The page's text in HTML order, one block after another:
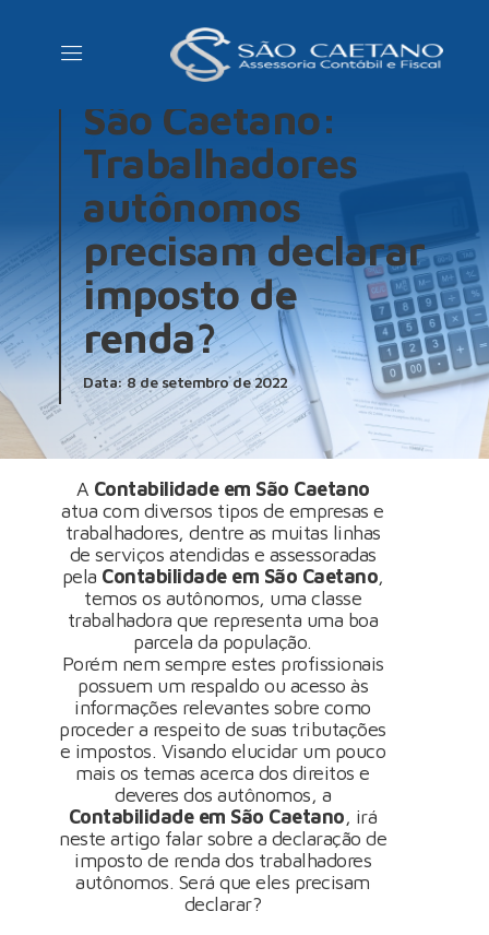
Contabilidade em
São Caetano:
Trabalhadores
autônomos
precisam declarar
imposto de
renda?
Data: 8 de setembro de 2022
A Contabilidade em São Caetano
atua com diversos tipos de empresas e
trabalhadores, dentre as muitas linhas
de serviços atendidas e assessoradas
pela Contabilidade em São Caetano,
temos os autônomos, uma classe
trabalhadora que representa uma boa
parcela da população.
Porém nem sempre estes profissionais
possuem um respaldo ou acesso às
informações relevantes sobre como
proceder a respeito de suas tributações
e impostos. Visando elucidar um pouco
mais os temas acerca dos direitos e
deveres dos autônomos, a
Contabilidade em São Caetano, irá
neste artigo falar sobre a declaração de
imposto de renda dos trabalhadores
autônomos. Será que eles precisam
declarar?